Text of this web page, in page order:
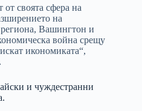
своята сфера на
на
региона, Вашингтон и
война срещу
икономиката“,
и чуждестранни